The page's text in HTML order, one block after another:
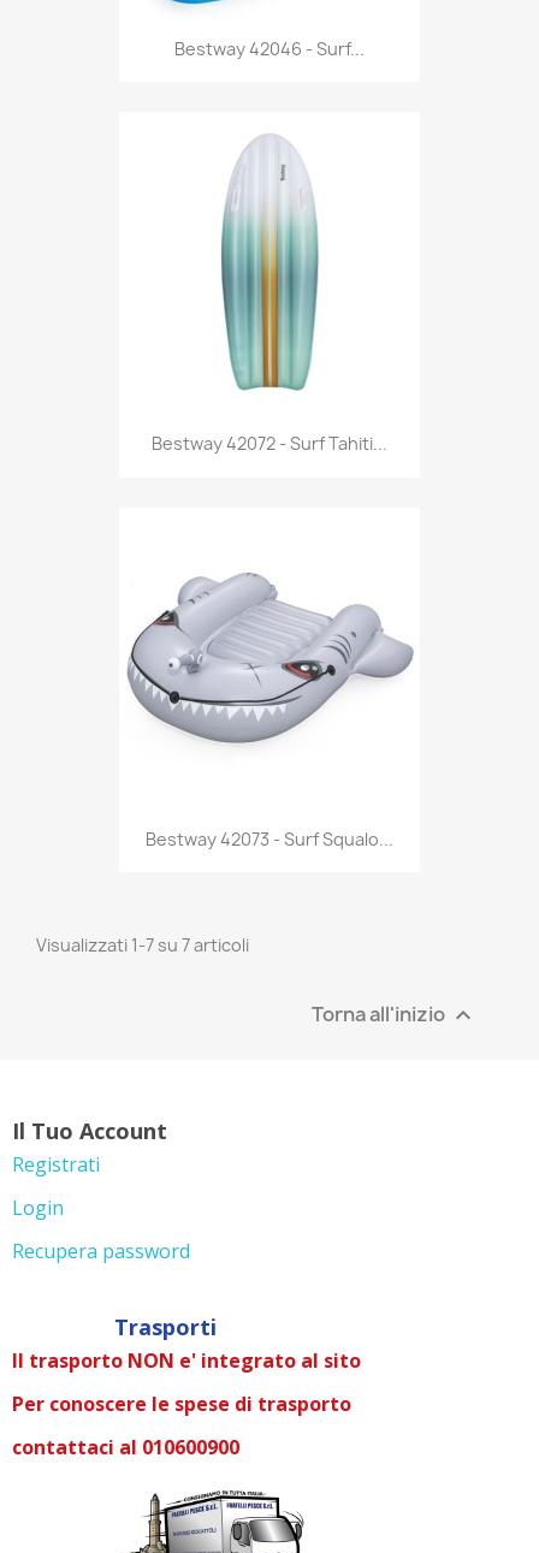
Anteprima
Bestway 42046 - Surf...
Anteprima
Bestway 42072 - Surf Tahiti...
Anteprima
Bestway 42073 - Surf Squalo...
Visualizzati 1-7 su 7 articoli
Torna all'inizio 
Il Tuo Account
Registrati
Login
Recupera password
Trasporti
Il trasporto NON e' integrato al sito
Per conoscere le spese di trasporto
contattaci al 010600900